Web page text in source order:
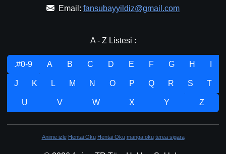
Email: fansubayyildiz@gmail.com
A - Z Listesi :
.#0-9 A B C D E F G H
J K L M N O P Q R S T
U V W X Y Z
Anime izle Hentai Oku Hentai Oku manga oku terea sigara